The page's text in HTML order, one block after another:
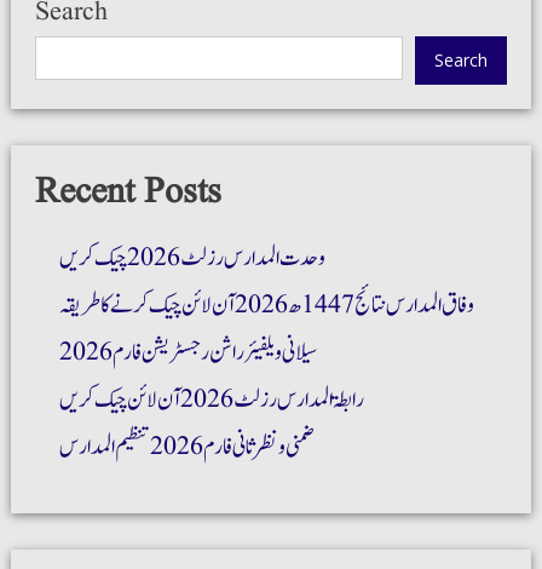
Search
Search
Recent Posts
وحدت المدارس رزلٹ 2026 چیک کریں
وفاق المدارس نتائج 1447ھ 2026 آن لائن چیک کرنے کا طریقہ
سیلانی ویلفیئر راشن رجسٹریشن فارم 2026
رابطۃ المدارس رزلٹ 2026 آن لائن چیک کریں
ضمنی و نظر ثانی فارم 2026 تنظیم المدارس